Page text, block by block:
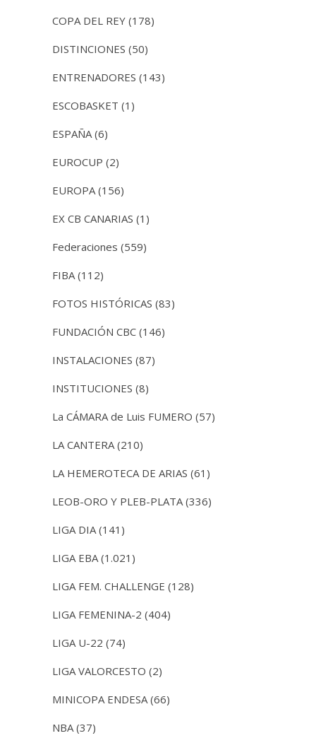
COPA DEL REY (178)
DISTINCIONES (50)
ENTRENADORES (143)
ESCOBASKET (1)
ESPAÑA (6)
EUROCUP (2)
EUROPA (156)
EX CB CANARIAS (1)
Federaciones (559)
FIBA (112)
FOTOS HISTÓRICAS (83)
FUNDACIÓN CBC (146)
INSTALACIONES (87)
INSTITUCIONES (8)
La CÁMARA de Luis FUMERO (57)
LA CANTERA (210)
LA HEMEROTECA DE ARIAS (61)
LEOB-ORO Y PLEB-PLATA (336)
LIGA DIA (141)
LIGA EBA (1.021)
LIGA FEM. CHALLENGE (128)
LIGA FEMENINA-2 (404)
LIGA U-22 (74)
LIGA VALORCESTO (2)
MINICOPA ENDESA (66)
NBA (37)